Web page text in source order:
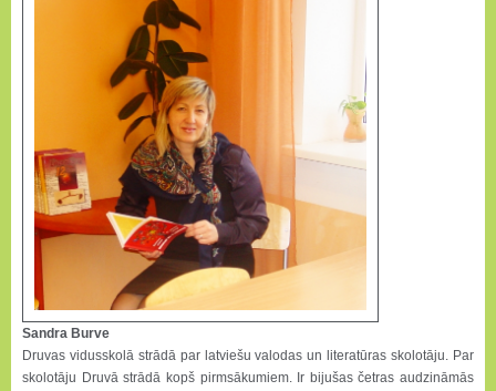
Sandra Burve
Druvas vidusskolā strādā par latviešu valodas un literatūras skolotāju. Par
skolotāju Druvā strādā kopš pirmsākumiem. Ir bijušas četras audzināmās